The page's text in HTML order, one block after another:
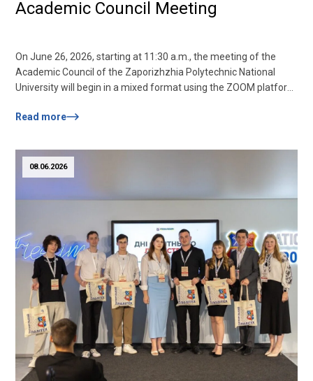
Academic Council Meeting
On June 26, 2026, starting at 11:30 a.m., the meeting of the
Academic Council of the Zaporizhzhia Polytechnic National
University will begin in a mixed format using the ZOOM platform
University participate in the meeting in ZOOM and must name
Read more
08.06.2026